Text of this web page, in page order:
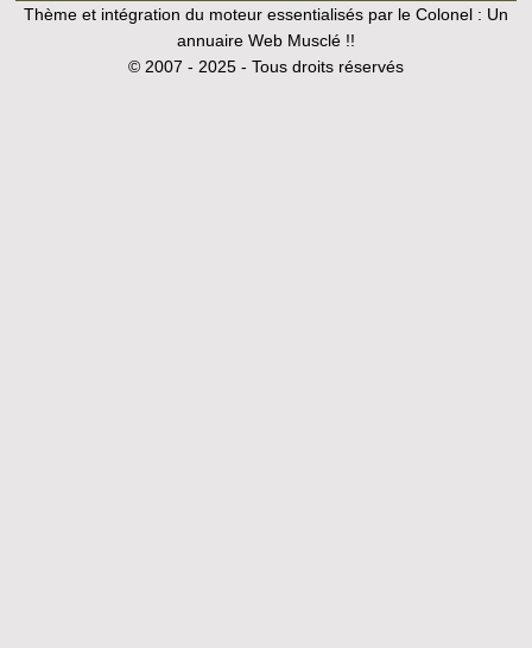
Thème et intégration du moteur essentialisés par le Colonel : Un
annuaire Web Musclé !!
© 2007 - 2025 - Tous droits réservés